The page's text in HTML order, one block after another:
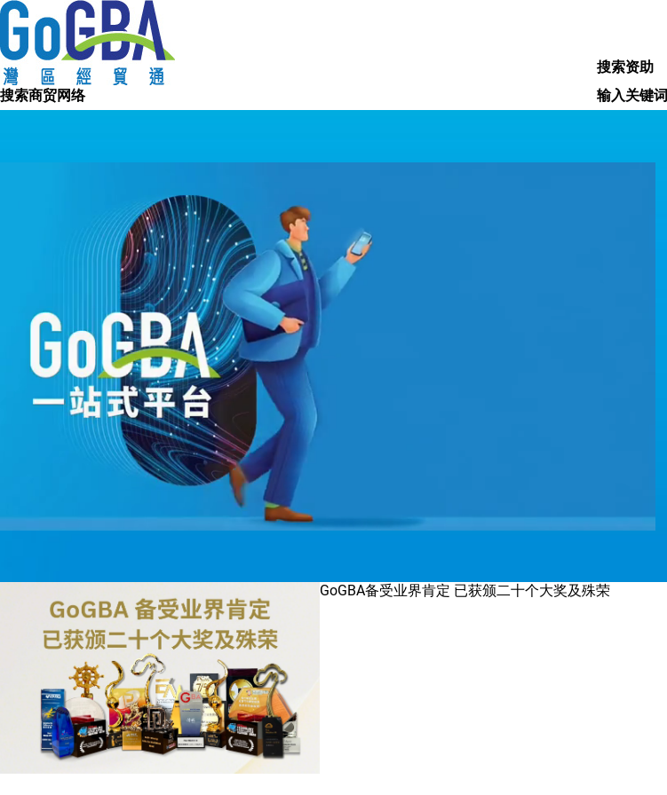
搜索城市
搜索资助
搜索商贸网络
输入关键词
GoGBA备受业界肯定 已获颁二十个大奖及殊荣
法律业开拓大湾区业务 - 执业资格、
开业须知、鼓励政策
会计业开拓大湾区业务 - 执业资格、
开业须知、鼓励政策